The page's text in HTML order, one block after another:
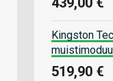
Kingston
519,90 €